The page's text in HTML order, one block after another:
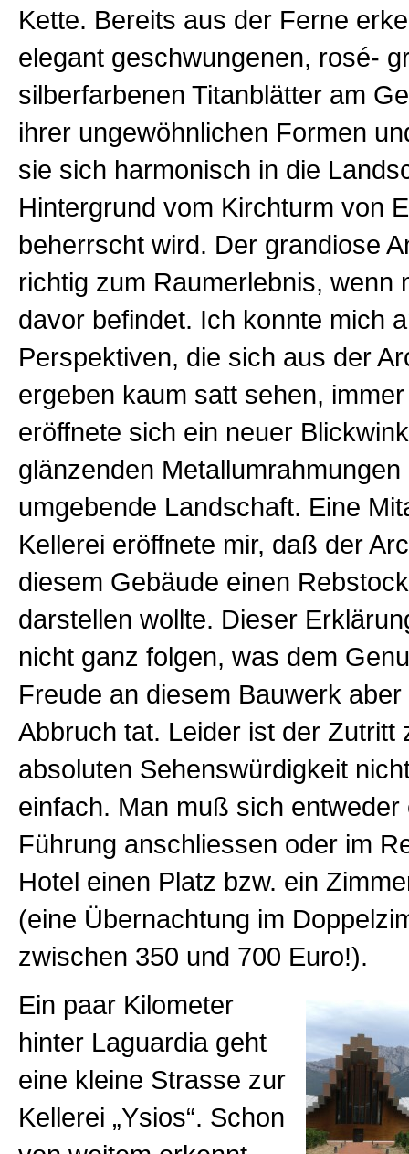
Kette. Bereits aus der Ferne
elegant geschwungenen, rosé-
silberfarbenen Titanblätter am
ihrer ungewöhnlichen Formen
sie sich harmonisch in die
Hintergrund vom Kirchturm von
beherrscht wird. Der grandiose
richtig zum Raumerlebnis, wenn
davor befindet. Ich konnte mich
Perspektiven, die sich aus der
ergeben kaum satt sehen,
eröffnete sich ein neuer
glänzenden Metallumrahmungen
umgebende Landschaft. Eine
Kellerei eröffnete mir, daß der
diesem Gebäude einen
darstellen wollte. Dieser
nicht ganz folgen, was dem
Freude an diesem Bauwerk aber
Abbruch tat. Leider ist der Zutritt
absoluten Sehenswürdigkeit
einfach. Man muß sich entweder
Führung anschliessen oder im
Hotel einen Platz bzw. ein
(eine Übernachtung im
zwischen 350 und 700 Euro!).
Ein paar Kilometer
hinter Laguardia geht
eine kleine Strasse zur
Kellerei „Ysios“. Schon